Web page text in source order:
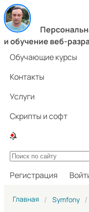
и обучение веб-
Обучающие курсы
Контакты
Услуги
Скрипты и софт
Регистрация
Главная Symfony